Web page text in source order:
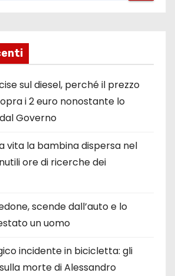
sul diesel, perché il prezzo
i 2 euro nonostante lo
Governo
vita la bambina dispersa nel
ore di ricerche dei
scende dall’auto e lo
un uomo
incidente in bicicletta: gli
morte di Alessandro